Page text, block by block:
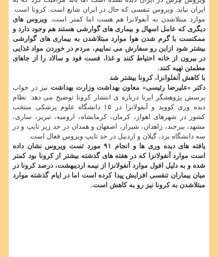
ایران نیاید. ویروس تنفسی که حال در ایران شایع است. کرونا است.
موارد مبتلاشدن به آنفولانزا هم هست اما کمتر است. ویروس های
دیگری که عامل اسهال و بیماری های گوارشی هستند هم وجود دارد و
ممکنست با گرم شدن هوا موارد مبتلاشدن به بیماری های گوارشی
بیشتر شود ازاین رو سفارش می نماییم، مردم در خوردن مواد غذایی
در بیرون از خانه احتیاط کنند و غذا، فست فود و سالاد را از جاهای
مطمئن تهیه کنند.
با کاهش آنفلوانزا، کرونا بیشتر شد
دکتر «علیرضا رئیسی» معاون بهداشت وزارت بهداشت نیز در جواب
پرسش پژوهشگر ایرنا درباره ی انتشار کرونا توضیح می دهد: نظام
دیده وری کووید و آنفولانزا در ۱۵ دانشگاه علوم پزشکی منتخب
کشور در شهرهای اهواز، کرمان، کرمانشاه، ارومیه، تبریز، ساری،
مشهد، بیرجند، زاهدان، شیراز، اصفهان و همدان در حد زیر تایپ و در
سه دانشگاه یزد، گیلان و اردبیل در حد تایپ ویروس فعال است.
یافته های دیده وری ها و انجام ۹۱ مورد تست ویروس نشان داده
است موارد آنفولانزا که در هفته های گذشته بیشتر از کرونا بود کمتر
شده و به دلیل افول موارد آنفولانزا از نیمه اردیبهشت، درصد کرونا در
میان بیماران تنفسی افزایش پیدا کرده است اما در ایام گذشته موارد
مبتلاشدن به کرونا نیز رو به کاهش است.